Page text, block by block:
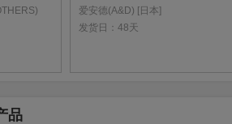
爱安德(A&D) [日本]
发货日： 48天
品